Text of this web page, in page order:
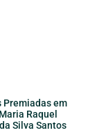
Premiadas em
Raquel
Silva Santos